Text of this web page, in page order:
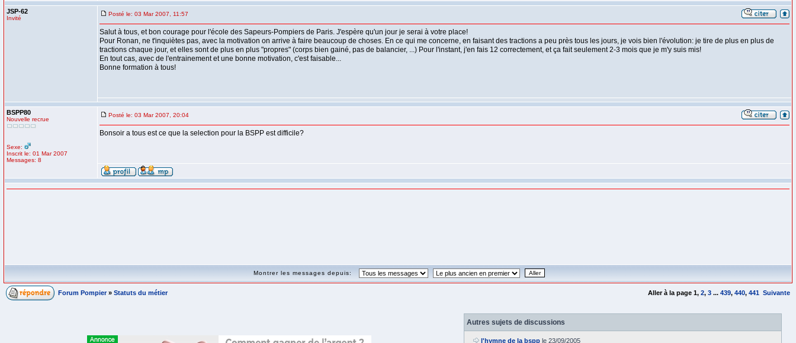
JSP-62
Invité
Posté le: 03 Mar 2007, 11:57
Salut à tous, et bon courage pour l'école des Sapeurs-Pompiers de Paris. J'espère qu'un jour je serai à votre place!
Pour Ronan, ne t'inquiètes pas, avec la motivation on arrive à faire beaucoup de choses. En ce qui me concerne, en faisant des tractions a peu près tous les jours, je vois bien l'évolution: je tire de plus en plus de
tractions chaque jour, et elles sont de plus en plus "propres" (corps bien gainé, pas de balancier, ...) Pour l'instant, j'en fais 12 correctement, et ça fait seulement 2-3 mois que je m'y suis mis!
En tout cas, avec de l'entrainement et une bonne motivation, c'est faisable...
Bonne formation à tous!
BSPP80
Nouvelle recrue
Sexe:
Inscrit le: 01 Mar 2007
Messages: 8
Posté le: 03 Mar 2007, 20:04
Bonsoir a tous est ce que la selection pour la BSPP est difficile?
Montrer les messages depuis:
Forum Pompier » Statuts du métier Aller à la page 1, 2, 3 ... 439, 440, 441 Suivante
Autres sujets de discussions
l'hymne de la bspp le 23/09/2005